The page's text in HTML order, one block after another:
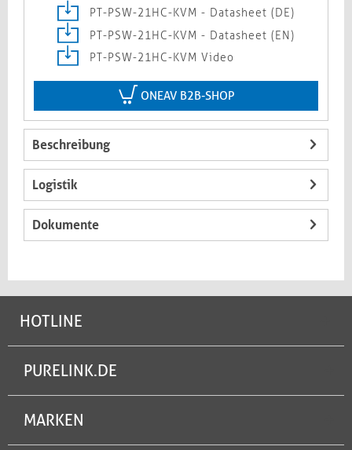
PT-PSW-21HC-KVM - Datasheet (DE)
PT-PSW-21HC-KVM - Datasheet (EN)
PT-PSW-21HC-KVM Video
ONEAV B2B-SHOP
Beschreibung
Logistik
Dokumente
HOTLINE
PURELINK.DE
MARKEN